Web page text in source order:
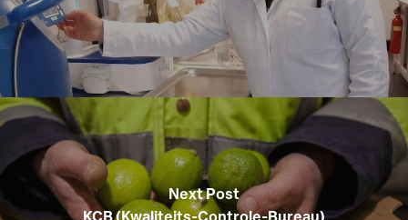
Next Post
KCB (Kwaliteits-Controle-Bureau)